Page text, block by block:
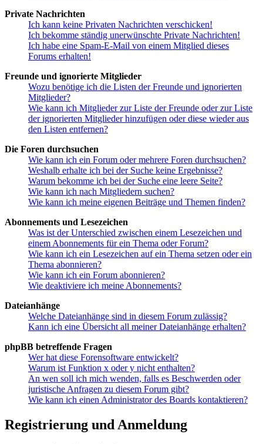
Private Nachrichten
Ich kann keine Privaten Nachrichten verschicken!
Ich bekomme ständig unerwünschte Private Nachrichten!
Ich habe eine Spam-E-Mail von einem Mitglied dieses
Forums erhalten!
Freunde und ignorierte Mitglieder
Wozu benötige ich die Listen der Freunde und ignorierten
Mitglieder?
Wie kann ich Mitglieder zur Liste der Freunde oder zur Liste
der ignorierten Mitglieder hinzufügen oder diese wieder aus
den Listen entfernen?
Die Foren durchsuchen
Wie kann ich ein Forum oder mehrere Foren durchsuchen?
Weshalb erhalte ich bei der Suche keine Ergebnisse?
Warum bekomme ich bei der Suche eine leere Seite?
Wie kann ich nach Mitgliedern suchen?
Wie kann ich meine eigenen Beiträge und Themen finden?
Abonnements und Lesezeichen
Was ist der Unterschied zwischen einem Lesezeichen und
einem Abonnements für ein Thema oder Forum?
Wie kann ich ein Lesezeichen auf ein Thema setzen oder ein
Thema abonnieren?
Wie kann ich ein Forum abonnieren?
Wie deaktiviere ich meine Abonnements?
Dateianhänge
Welche Dateianhänge sind in diesem Forum zulässig?
Kann ich eine Übersicht all meiner Dateianhänge erhalten?
phpBB betreffende Fragen
Wer hat diese Forensoftware entwickelt?
Warum ist Funktion x oder y nicht enthalten?
An wen soll ich mich wenden, falls es Beschwerden oder
juristische Anfragen zu diesem Forum gibt?
Wie kann ich einen Administrator des Boards kontaktieren?
Registrierung und Anmeldung